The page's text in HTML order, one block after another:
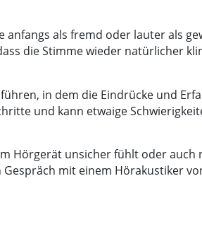
anfangs als fremd oder lauter als
die Stimme wieder natürlicher
in dem die Eindrücke und
und kann etwaige
Hörgerät unsicher fühlt oder auch
mit einem Hörakustiker